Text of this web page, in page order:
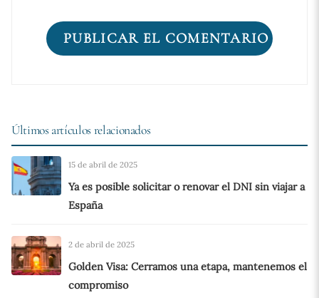
Últimos artículos relacionados
15 de abril de 2025
Ya es posible solicitar o renovar el DNI sin viajar a
España
2 de abril de 2025
Golden Visa: Cerramos una etapa, mantenemos el
compromiso